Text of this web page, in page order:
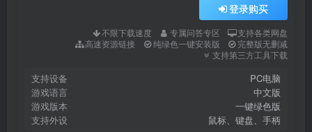
登录购买
不限下载速度 专属问答专区
支持各类网盘
高速资源链接
纯绿色一键安装版
完整版无删减
支持第三方工具下载
支持设备
PC电脑
游戏语言
中文版
游戏版本
一键绿色版
支持外设
鼠标、键盘、手柄